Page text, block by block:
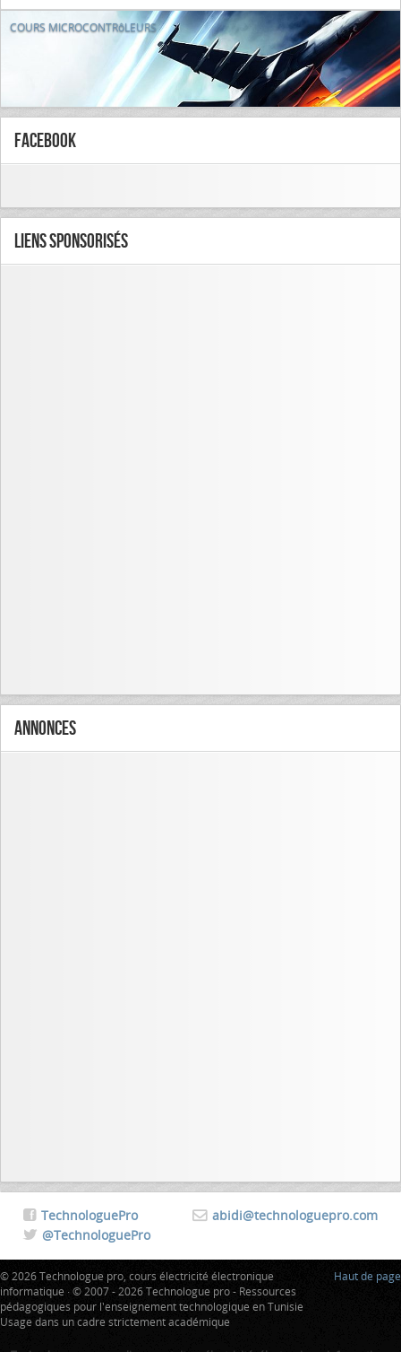
COURS MICROCONTRôLEURS
FaceBook
Liens Sponsorisés
Annonces
abidi@technologuepro.com
TechnologuePro
@TechnologuePro
Haut de page
© 2026 Technologue pro, cours électricité électronique
informatique · © 2007 - 2026 Technologue pro - Ressources
pédagogiques pour l'enseignement technologique en Tunisie
Usage dans un cadre strictement académique